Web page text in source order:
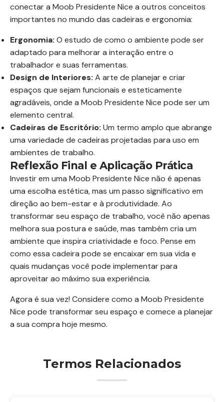
conectar a Moob Presidente Nice a outros conceitos
importantes no mundo das cadeiras e ergonomia:
Ergonomia: O estudo de como o ambiente pode ser
adaptado para melhorar a interação entre o
trabalhador e suas ferramentas.
Design de Interiores: A arte de planejar e criar
espaços que sejam funcionais e esteticamente
agradáveis, onde a Moob Presidente Nice pode ser um
elemento central.
Cadeiras de Escritório: Um termo amplo que abrange
uma variedade de cadeiras projetadas para uso em
ambientes de trabalho.
Reflexão Final e Aplicação Prática
Investir em uma Moob Presidente Nice não é apenas
uma escolha estética, mas um passo significativo em
direção ao bem-estar e à produtividade. Ao
transformar seu espaço de trabalho, você não apenas
melhora sua postura e saúde, mas também cria um
ambiente que inspira criatividade e foco. Pense em
como essa cadeira pode se encaixar em sua vida e
quais mudanças você pode implementar para
aproveitar ao máximo sua experiência.
Agora é sua vez! Considere como a Moob Presidente
Nice pode transformar seu espaço e comece a planejar
a sua compra hoje mesmo.
Termos Relacionados